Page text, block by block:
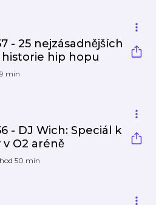
- 25 nejzásadnějších
hip hopu
min
- DJ Wich: Speciál k
O2 aréně
hod 50 min